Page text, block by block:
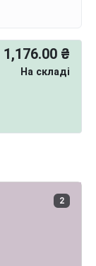
1,176.00 ₴
На складі
2